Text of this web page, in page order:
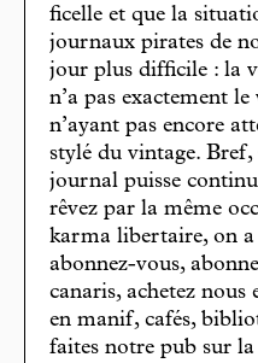
ficelle et que la
journaux pirates de
jour plus difficile : la
n’a pas exactement
n’ayant pas encore
stylé du vintage. Bref,
journal puisse
rêvez par la même
karma libertaire, on a
abonnez-vous,
canaris, achetez nous
en manif, cafés,
faites notre pub sur